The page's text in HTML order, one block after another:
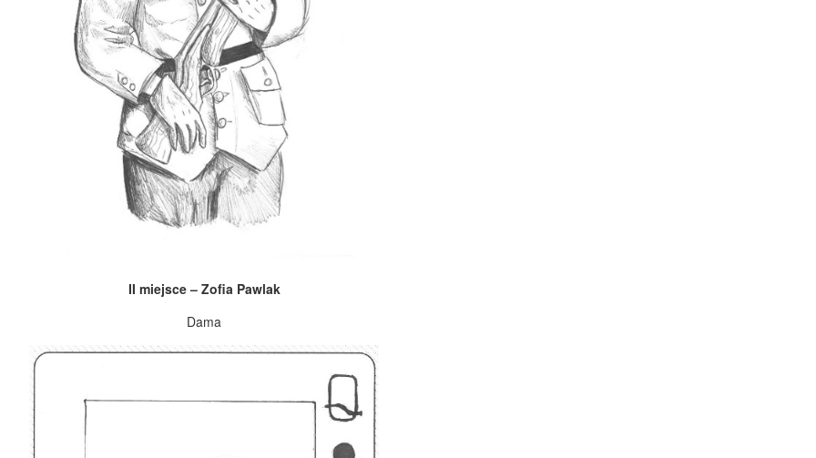
II miejsce – Zofia Pawlak
Dama